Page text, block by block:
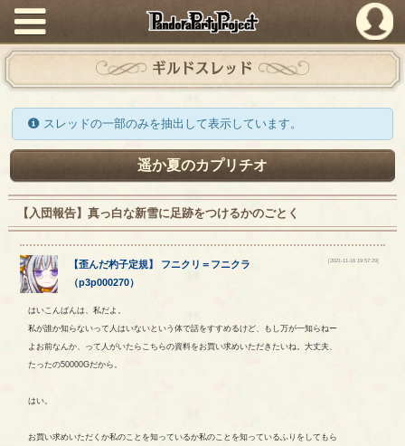
PandoraPartyProject
ギルドスレッド
スレッドの一部のみを抽出して表示しています。
遥か夏のカプリチオ
【入団報告】真っ白な新雪に足跡をつけるかのごとく
【歪んだ杓子定規】 フニクリ ＝ フニクラ
（p3p000270）
[2021-11-16 19:57:29]
はいこんばんは、私だよ。
私が誰か知らないって人はいないという体で話をすすめるけど、もし万が一知らねー
よお前なんか、って人がいたらこちらの資料をお買い求めいただきたいね。大丈夫、
たったの50000Gだから。
はい。
お買い求めいただくか私のことを知っているか私のことを知っているふりをしてもら